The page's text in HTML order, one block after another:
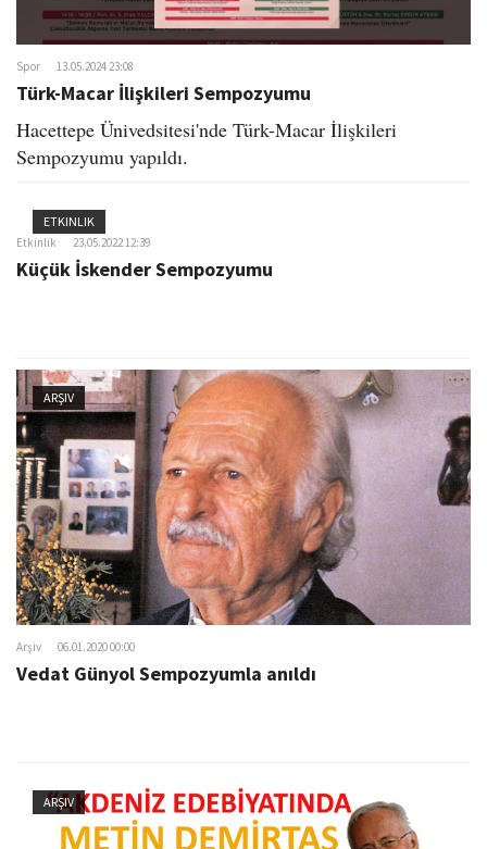
Spor 13.05.2024 23:08
Türk-Macar İlişkileri Sempozyumu
Hacettepe Ünivedsitesi'nde Türk-Macar İlişkileri
Sempozyumu yapıldı.
ETKINLIK
Etkinlik 23.05.2022 12:39
Küçük İskender Sempozyumu
ARŞIV
Arşiv 06.01.2020 00:00
Vedat Günyol Sempozyumla anıldı
ARŞIV